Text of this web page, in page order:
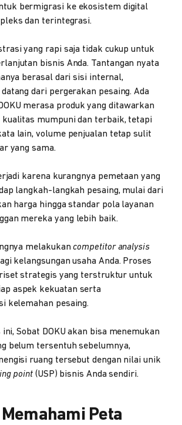
bermigrasi ke ekosistem digital
dan terintegrasi.
yang rapi saja tidak cukup untuk
bisnis Anda. Tantangan nyata
berasal dari sisi internal,
dari pergerakan pesaing. Ada
merasa produk yang ditawarkan
mumpuni dan terbaik, tetapi
lain, volume penjualan tetap sulit
yang sama.
karena kurangnya pemetaan yang
langkah-langkah pesaing, mulai dari
harga hingga standar pola layanan
mereka yang lebih baik.
melakukancompetitor analysis
kelangsungan usaha Anda. Proses
strategis yang terstruktur untuk
aspek kekuatan serta
kelemahan pesaing.
Sobat DOKU akan bisa menemukan
belum tersentuh sebelumnya,
ruang tersebut dengan nilai unik
point (USP) bisnis Anda sendiri.
Peta